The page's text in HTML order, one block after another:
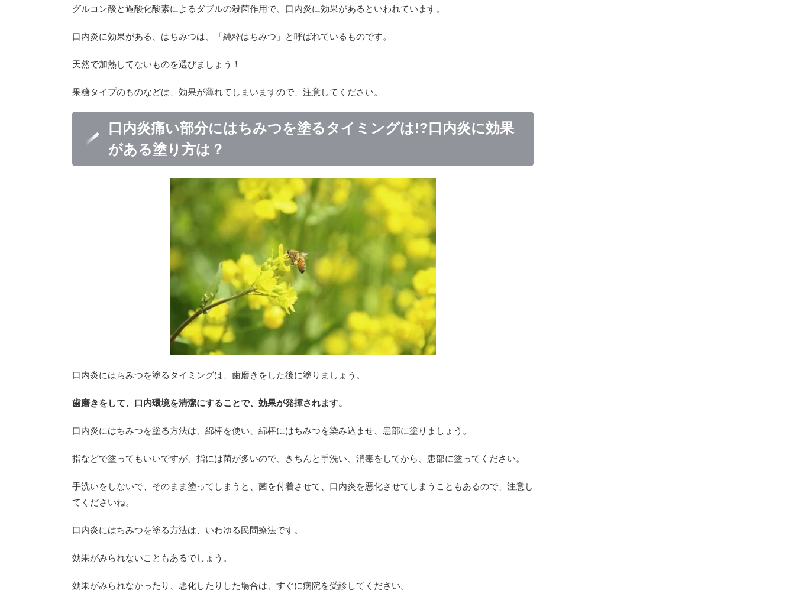
グルコン酸と過酸化酸素によるダブルの殺菌作用で、口内炎に効果があるといわれています。
口内炎に効果がある、はちみつは、「純粋はちみつ」と呼ばれているものです。
天然で加熱してないものを選びましょう！
果糖タイプのものなどは、効果が薄れてしまいますので、注意してください。
口内炎痛い部分にはちみつを塗るタイミングは!?口内炎に効果
がある塗り方は？
口内炎にはちみつを塗るタイミングは、歯磨きをした後に塗りましょう。
歯磨きをして、口内環境を清潔にすることで、効果が発揮されます。
口内炎にはちみつを塗る方法は、綿棒を使い、綿棒にはちみつを染み込ませ、患部に塗りましょう。
指などで塗ってもいいですが、指には菌が多いので、きちんと手洗い、消毒をしてから、患部に塗ってください。
手洗いをしないで、そのまま塗ってしまうと、菌を付着させて、口内炎を悪化させてしまうこともあるので、注意し
てくださいね。
口内炎にはちみつを塗る方法は、いわゆる民間療法です。
効果がみられないこともあるでしょう。
効果がみられなかったり、悪化したりした場合は、すぐに病院を受診してください。